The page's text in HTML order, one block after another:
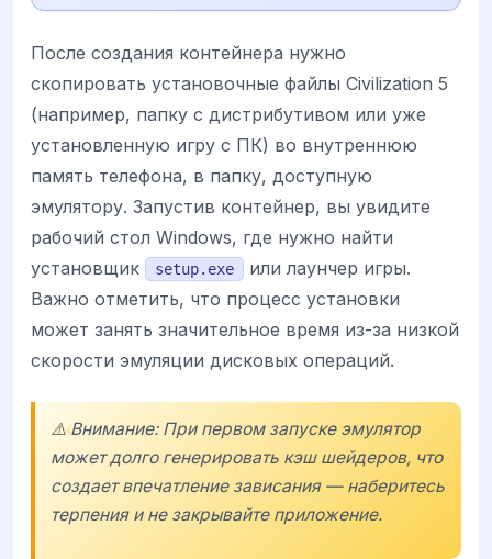
После создания контейнера нужно
скопировать установочные файлы Civilization 5
(например, папку с дистрибутивом или уже
установленную игру с ПК) во внутреннюю
память телефона, в папку, доступную
эмулятору. Запустив контейнер, вы увидите
рабочий стол Windows, где нужно найти
установщик
setup.exe
или лаунчер игры.
Важно отметить, что процесс установки
может занять значительное время из-за низкой
скорости эмуляции дисковых операций.
⚠️ Внимание: При первом запуске эмулятор
может долго генерировать кэш шейдеров, что
создает впечатление зависания — наберитесь
терпения и не закрывайте приложение.